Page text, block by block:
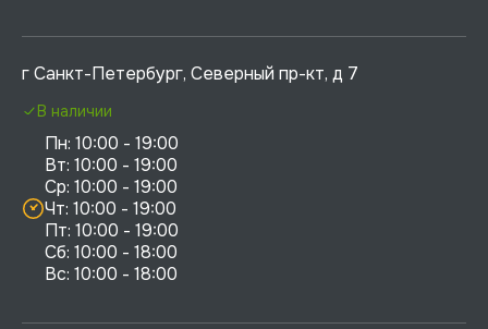
г Санкт-Петербург, Северный пр-кт, д 7
Пн: 10:00 - 19:00
Вт: 10:00 - 19:00
Ср: 10:00 - 19:00
Чт: 10:00 - 19:00
Пт: 10:00 - 19:00
Сб: 10:00 - 18:00
В наличии